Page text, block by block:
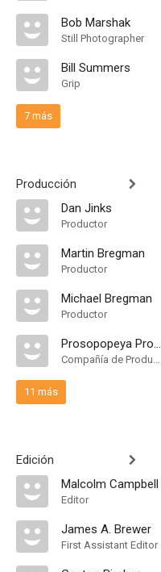
Bob Marshak
Still Photographer
Bill Summers
Grip
7 más
Producción
Dan Jinks
Productor
Martin Bregman
Productor
Michael Bregman
Productor
Prosopopeya Producciones S.L
Compañía de Produccion
11 más
Edición
Malcolm Campbell
Editor
James A. Brewer
First Assistant Editor